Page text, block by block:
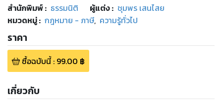
สำนักพิมพ์: ธรรมนิติ ผู้แต่ง : ชุมพร เสนไสย
หมวดหมู่: กฎหมาย - ภาษี, ความรู้ทั่วไป
ราคา
ซื้อฉบับนี้: 99.00 ฿
เกี่ยวกับ